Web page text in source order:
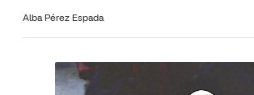
Alba Pérez Espada